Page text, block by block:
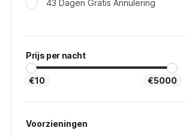
43 Dagen Gratis Annulering
Prijs per nacht
€10 €5000
Voorzieningen